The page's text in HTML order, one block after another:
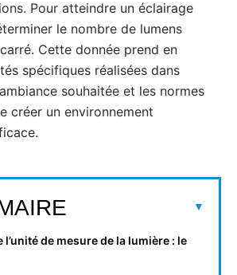
Pour atteindre un éclairage
le nombre de lumens
Cette donnée prend en
spécifiques réalisées dans
souhaitée et les normes
créer un environnement
de mesure de la lumière : le